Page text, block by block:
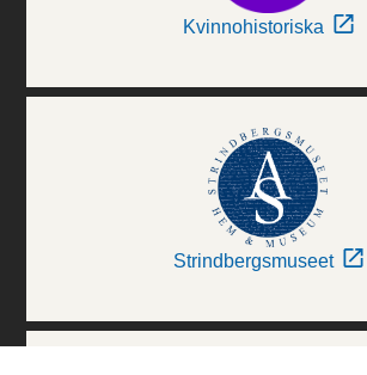
Kvinnohistoriska
Strindbergsmuseet